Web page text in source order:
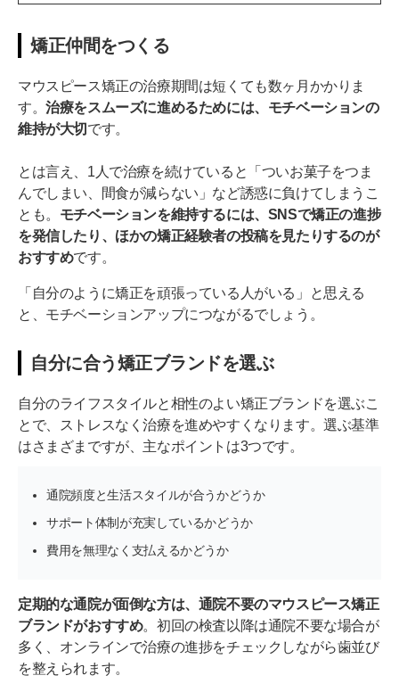
矯正仲間をつくる
マウスピース矯正の治療期間は短くても数ヶ月かかりま
す。治療をスムーズに進めるためには、モチベーションの
維持が大切 です。
とは言え、1人で治療を続けていると「ついお菓子をつま
んでしまい、間食が減らない」など誘惑に負けてしまうこ
とも。 モチベーションを維持するには、SNSで矯正の進捗
を発信したり、ほかの矯正経験者の投稿を見たりするのが
おすすめです。
「自分のように矯正を頑張っている人がいる」と思える
と、モチベーションアップにつながるでしょう。
自分に合う矯正ブランドを選ぶ
自分のライフスタイルと相性のよい矯正ブランドを選ぶこ
とで、ストレスなく治療を進めやすくなります。選ぶ基準
はさまざまですが、主なポイントは3つです。
通院頻度と生活スタイルが合うかどうか
サポート体制が充実しているかどうか
費用を無理なく支払えるかどうか
定期的な通院が面倒な方は、通院不要のマウスピース矯正
ブランドがおすすめ。初回の検査以降は通院不要な場合が
多く、オンラインで治療の進捗をチェックしながら歯並び
を整えられます。